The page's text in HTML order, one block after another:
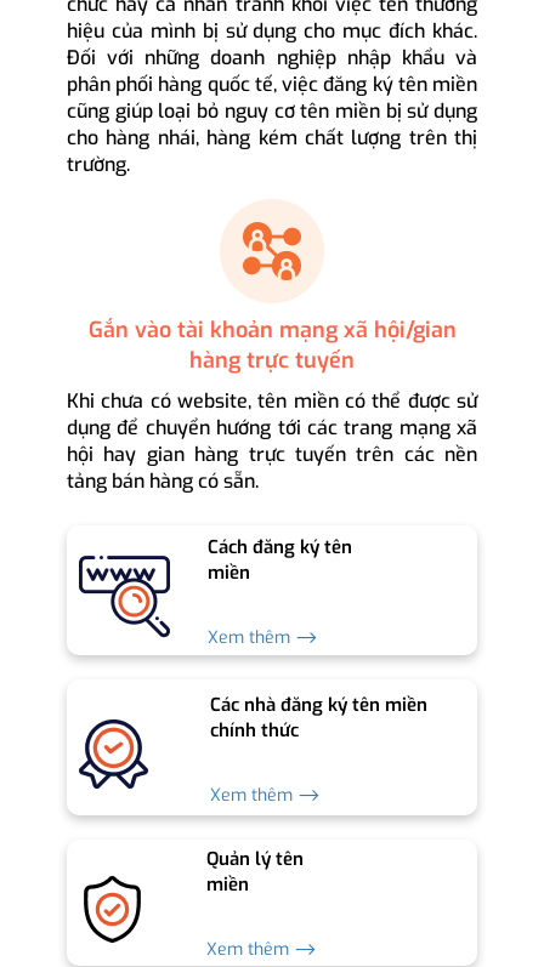
hiệu của mình bị sử dụng cho mục đích khác.
Đối với những doanh nghiệp nhập khẩu và
phân phối hàng quốc tế, việc đăng ký tên miền
cũng giúp loại bỏ nguy cơ tên miền bị sử dụng
cho hàng nhái, hàng kém chất lượng trên thị
trường.
Gắn vào tài khoản mạng xã hội/gian
hàng trực tuyến
Khi chưa có website, tên miền có thể được sử
dụng để chuyển hướng tới các trang mạng xã
hội hay gian hàng trực tuyến trên các nền
tảng bán hàng có sẵn.
Cách đăng ký tên
miền
Xem thêm ⟶
Các nhà đăng ký tên miền
chính thức
Xem thêm ⟶
Quản lý tên
miền
Xem thêm ⟶